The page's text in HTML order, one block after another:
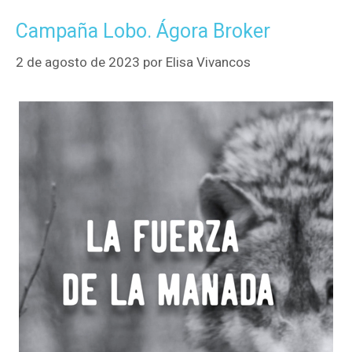
Campaña Lobo. Ágora Broker
2 de agosto de 2023 por Elisa Vivancos